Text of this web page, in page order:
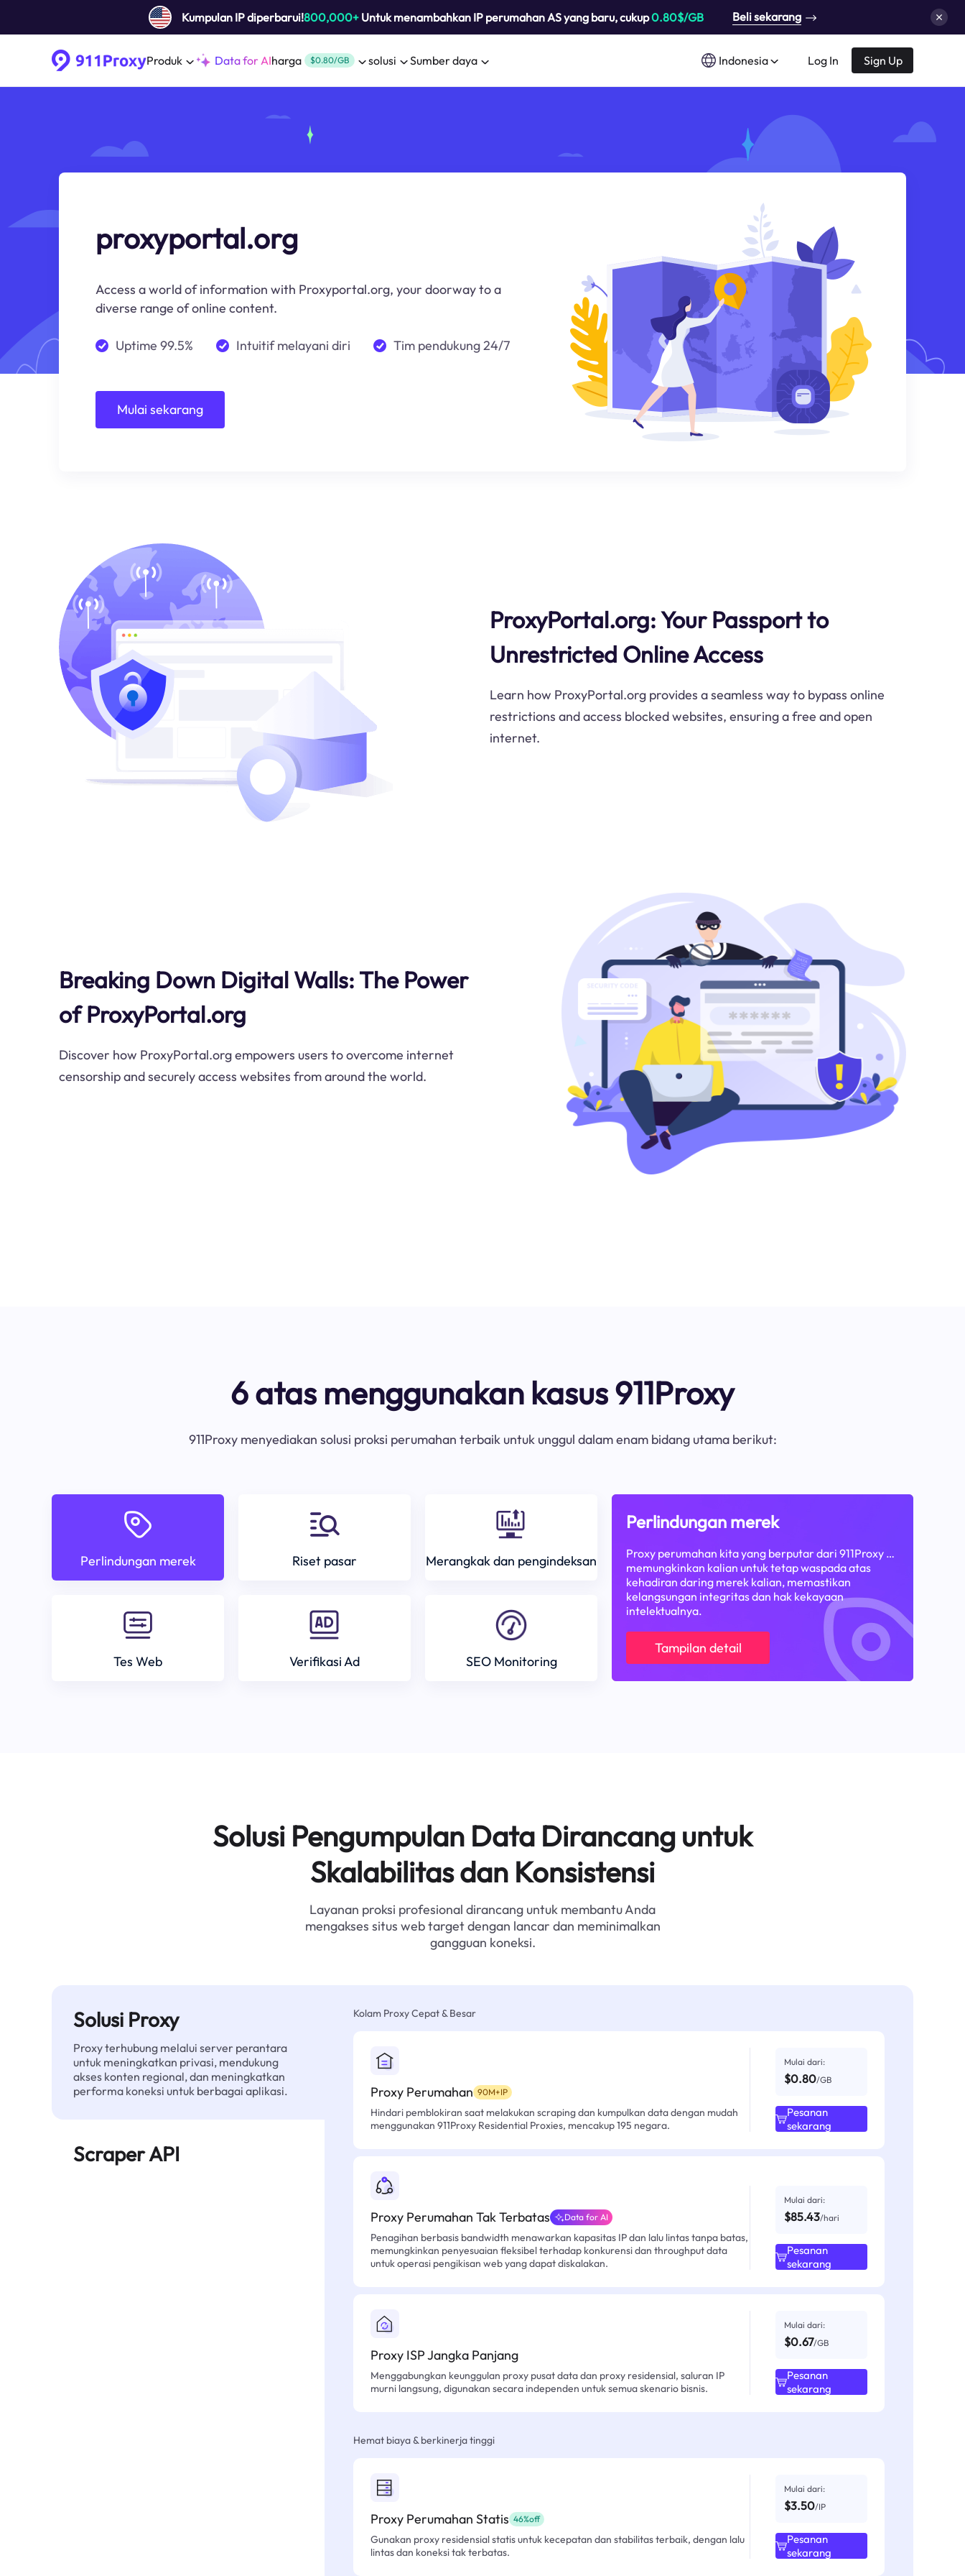
Kumpulan IP diperbarui!800,000+Untuk menambahkan IP perumahan AS yang baru, cukup0.80$/GB Beli sekarang
Produk Data for AIharga $0.80/GB solusi Sumber daya Indonesia Log In Sign Up
proxyportal.org
Access a world of information with Proxyportal.org, your doorway to a
diverse range of online content.
Uptime 99.5% Intuitif melayani diri Tim pendukung 24/7
Mulai sekarang
ProxyPortal.org: Your Passport to
Unrestricted Online Access
Learn how ProxyPortal.org provides a seamless way to bypass online
restrictions and access blocked websites, ensuring a free and open
internet.
Breaking Down Digital Walls: The Power
of ProxyPortal.org
Discover how ProxyPortal.org empowers users to overcome internet
censorship and securely access websites from around the world.
6 atas menggunakan kasus 911Proxy
911Proxy menyediakan solusi proksi perumahan terbaik untuk unggul dalam enam bidang utama berikut:
Perlindungan merek Riset pasar Merangkak dan pengindeksan
Tes Web Verifikasi Ad SEO Monitoring
Perlindungan merek
Proxy perumahan kita yang berputar dari 911Proxy …
memungkinkan kalian untuk tetap waspada atas
kehadiran daring merek kalian, memastikan
kelangsungan integritas dan hak kekayaan
intelektualnya.
Tampilan detail
Solusi Pengumpulan Data Dirancang untuk
Skalabilitas dan Konsistensi
Layanan proksi profesional dirancang untuk membantu Anda
mengakses situs web target dengan lancar dan meminimalkan
gangguan koneksi.
Solusi Proxy
Proxy terhubung melalui server perantara
untuk meningkatkan privasi, mendukung
akses konten regional, dan meningkatkan
performa koneksi untuk berbagai aplikasi.
Scraper API
Kolam Proxy Cepat & Besar
Proxy Perumahan 90M+IP
Hindari pemblokiran saat melakukan scraping dan kumpulkan data dengan mudah
menggunakan 911Proxy Residential Proxies, mencakup 195 negara.
Mulai dari:
$0.80/GB
Pesanan
sekarang
Proxy Perumahan Tak Terbatas Data for AI
Penagihan berbasis bandwidth menawarkan kapasitas IP dan lalu lintas tanpa batas,
memungkinkan penyesuaian fleksibel terhadap konkurensi dan throughput data
untuk operasi pengikisan web yang dapat diskalakan.
Mulai dari:
$85.43/hari
Pesanan
sekarang
Proxy ISP Jangka Panjang
Menggabungkan keunggulan proxy pusat data dan proxy residensial, saluran IP
murni langsung, digunakan secara independen untuk semua skenario bisnis.
Mulai dari:
$0.67/GB
Pesanan
sekarang
Hemat biaya & berkinerja tinggi
Proxy Perumahan Statis 46%off
Gunakan proxy residensial statis untuk kecepatan dan stabilitas terbaik, dengan lalu
lintas dan koneksi tak terbatas.
Mulai dari:
$3.50/IP
Pesanan
sekarang